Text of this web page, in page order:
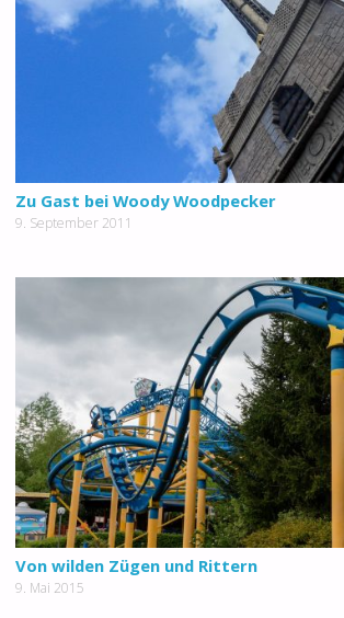
Zu Gast bei Woody Woodpecker
9. September 2011
Von wilden Zügen und Rittern
9. Mai 2015